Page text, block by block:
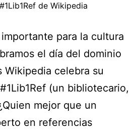
de Wikipedia
para la cultura
el día del dominio
Wikipedia celebra su
(un bibliotecario,
mejor que un
en referencias